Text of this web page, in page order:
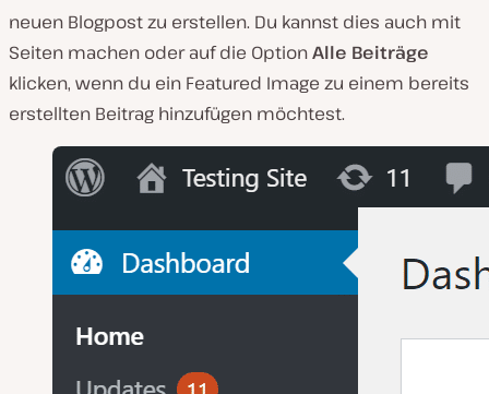
neuen Blogpost zu erstellen. Du kannst dies auch mit
Seiten machen oder auf die OptionAlle Beiträge
klicken, wenn du ein Featured Image zu einem bereits
erstellten Beitrag hinzufügen möchtest.